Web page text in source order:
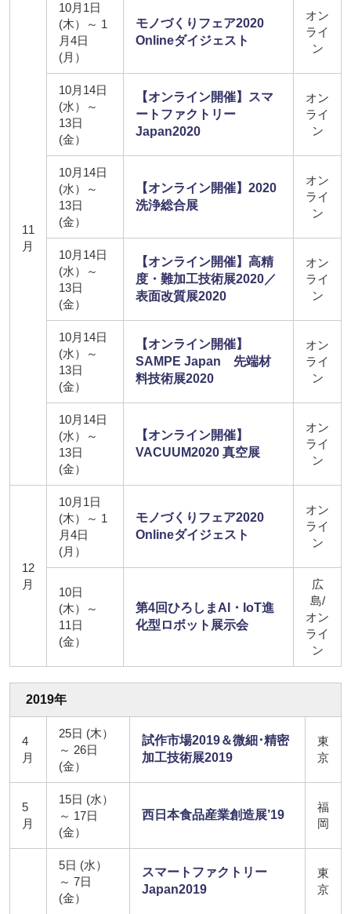
11
月
10月1日
(木）～ 1
月4日
(月）
モノづくりフェア2020
Onlineダイジェスト
オン
ライ
ン
10月14日
(水）～
13日
(金）
【オンライン開催】スマ
ートファクトリー
Japan2020
オン
ライ
ン
10月14日
(水）～
13日
(金）
【オンライン開催】2020
洗浄総合展
オン
ライ
ン
10月14日
(水）～
13日
(金）
【オンライン開催】高精
度・難加工技術展2020／
表面改質展2020
オン
ライ
ン
10月14日
(水）～
13日
(金）
【オンライン開催】
SAMPE Japan 先端材
料技術展2020
オン
ライ
ン
10月14日
(水）～
13日
(金）
【オンライン開催】
VACUUM2020 真空展
オン
ライ
ン
12
月
10月1日
(木）～ 1
月4日
(月）
モノづくりフェア2020
Onlineダイジェスト
オン
ライ
ン
10日
(木）～
11日
(金）
第4回ひろしまAI・IoT進
化型ロボット展示会
広
島/
オン
ライ
ン
2019年
4
月
25日 (木）
～ 26日
(金）
試作市場2019＆微細･精密
加工技術展2019
東
京
5
月
15日 (水）
～ 17日
(金）
西日本食品産業創造展’19
福
岡
5日 (水）
～ 7日
(金）
スマートファクトリー
Japan2019
東
京